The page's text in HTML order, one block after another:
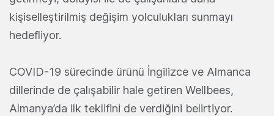
kişiselleştirilmiş değişim yolculukları sunmayı
hedefliyor.
COVID-19 sürecinde ürünü İngilizce ve Almanca
dillerinde de çalışabilir hale getiren Wellbees,
Almanya’da ilk teklifini de verdiğini belirtiyor.